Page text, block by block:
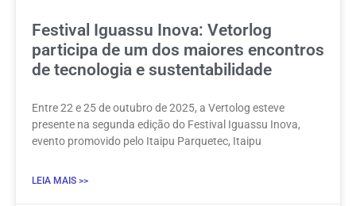
Festival Iguassu Inova: Vetorlog
participa de um dos maiores encontros
de tecnologia e sustentabilidade
Entre 22 e 25 de outubro de 2025, a Vertolog esteve
presente na segunda edição do Festival Iguassu Inova,
evento promovido pelo Itaipu Parquetec, Itaipu
LEIA MAIS >>